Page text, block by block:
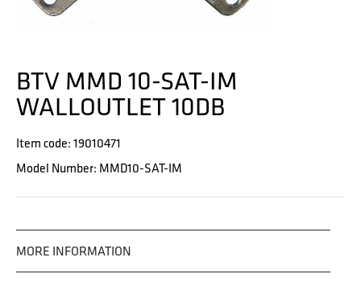
BTV MMD 10-SAT-IM
WALLOUTLET 10DB
Item code: 19010471
Model Number: MMD10-SAT-IM
MORE INFORMATION